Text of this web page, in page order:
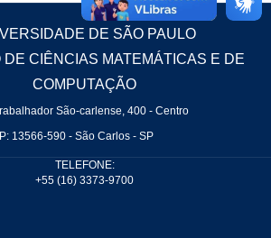
DE SÃO PAULO
DE CIÊNCIAS MATEMÁTICAS E DE
COMPUTAÇÃO
São-carlense, 400 - Centro
13566-590 - São Carlos - SP
TELEFONE:
+55 (16) 3373-9700